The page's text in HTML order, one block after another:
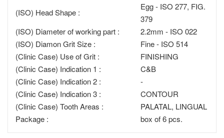
(ISO) Head Shape :
Egg - ISO 277, FIG.
379
(ISO) Diameter of working part :
2.2mm - ISO 022
(ISO) Diamon Grit Size :
Fine - ISO 514
(Clinic Case) Use of Grit :
FINISHING
(Clinic Case) Indication 1 :
C&B
(Clinic Case) Indication 2 :
-
(Clinic Case) Indication 3 :
CONTOUR
(Clinic Case) Tooth Areas :
PALATAL, LINGUAL
Package :
box of 6 pcs.